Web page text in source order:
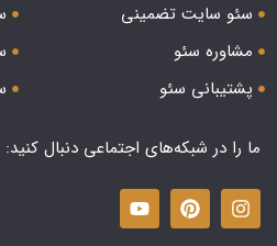
سئو سایت تضمینی
مشاوره سئو
پشتیبانی سئو
ما را در شبکه‌های اجتماعی دنبال کنید: